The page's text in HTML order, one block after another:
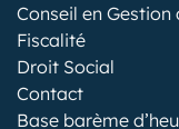
Conseil en
Fiscalité
Droit Social
Contact
Base barème